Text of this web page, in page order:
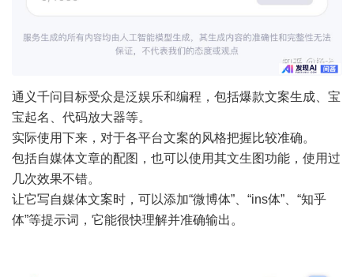
通义千问目标受众是泛娱乐和编程，包括爆款文案生成、宝
宝起名、代码放大器等。
实际使用下来，对于各平台文案的风格把握比较准确。
包括自媒体文章的配图，也可以使用其文生图功能，使用过
几次效果不错。
让它写自媒体文案时，可以添加“微博体”、“ins体”、“知乎
体”等提示词，它能很快理解并准确输出。